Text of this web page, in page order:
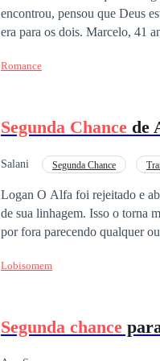
encontrou, pensou que Deus
era para os dois. Marcelo, 41 anos, foi casado por quase 20... Passou metade da vida a sombra da ex mulher,
presente: A filha Melissa, por quem cultiva o
Romance
Segunda Chance de
Salani Segunda Chance
Logan O Alfa foi rejeitado e
de sua linhagem. Isso o torna
por fora parecendo qualquer
seu pai jurou que sua filha nunca seria incapaz de se
completar 18 anos e poder encontrar seu companheiro. O
Lobisomem
Segunda chance